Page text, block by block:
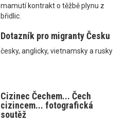
mamutí kontrakt o těžbě plynu z
břidlic.
Dotazník pro migranty Česku
česky, anglicky, vietnamsky a rusky
Cizinec Čechem... Čech
cizincem... fotografická
soutěž